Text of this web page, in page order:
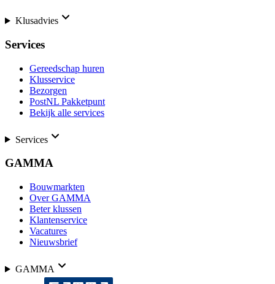
Klusadvies
Services
Gereedschap huren
Klusservice
Bezorgen
PostNL Pakketpunt
Bekijk alle services
Services
GAMMA
Bouwmarkten
Over GAMMA
Beter klussen
Klantenservice
Vacatures
Nieuwsbrief
GAMMA